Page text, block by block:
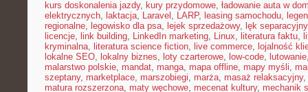
kurs doskonalenia jazdy, kury przydomowe, ładowanie auta w
elektrycznych, laktacja, Laravel , LARP, leasing samochodu,
regionalne, legowisko dla psa, lejek sprzedażowy, lęk
licencje, link building, LinkedIn marketing, Linux, literatura faktu,
kryminalna, literatura science fiction, live commerce, lojalność
lokalne SEO, lokalny biznes, loty czarterowe, low-code, lutowanie
malarstwo polskie, mandat, manga, mapa offline, mapy myśli,
szeptany, marketplace, marszobiegi, marża, masaż relaksacyjny,
matura rozszerzona, maty węchowe, mecenat kultury, mechanik